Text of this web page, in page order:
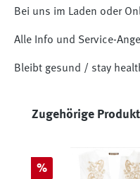
Bei uns im Laden oder
Alle Info und Service-
Bleibt gesund / stay
Produktgalerie
Zugehörige
Rabatt
%